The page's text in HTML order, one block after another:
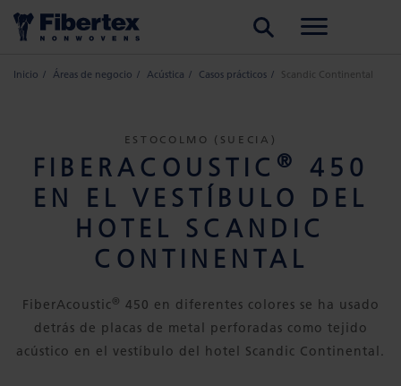
Inicio Áreas de negocio Acústica Casos prácticos Scandic Continental
ESTOCOLMO (SUECIA)
FIBERACOUSTIC ®
450
EN EL VESTÍBULO DEL
HOTEL SCANDIC
CONTINENTAL
FiberAcoustic® 450 en diferentes colores se ha usado
detrás de placas de metal perforadas como tejido
acústico en el vestíbulo del hotel Scandic Continental.